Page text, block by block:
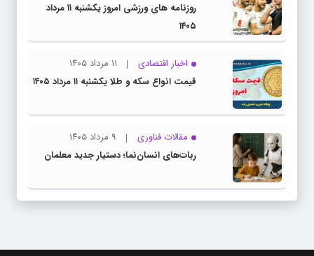
روزنامه های ورزشی امروز یکشنبه ۱۱ مرداد
۱۴۰۵
اخبار اقتصادی
۱۱ مرداد ۱۴۰۵
قیمت انواع سکه و طلا یکشنبه ۱۱ مرداد ۱۴۰۵
مقالات فناوری
۹ مرداد ۱۴۰۵
ربات‌های انسان‌نما؛ دستیار جدید معلمان